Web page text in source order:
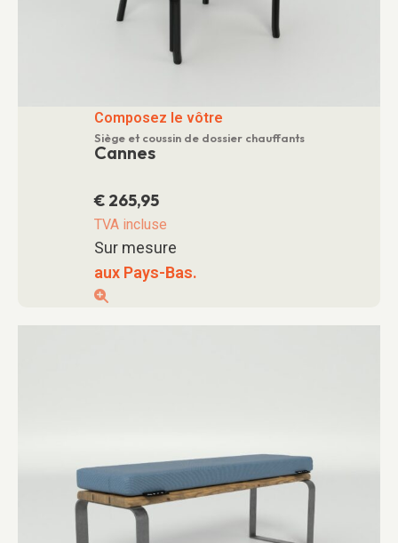
Composez le vôtre
Siège et coussin de dossier chauffants
Cannes
€ 265,95
TVA incluse
Sur mesure
aux Pays-Bas.